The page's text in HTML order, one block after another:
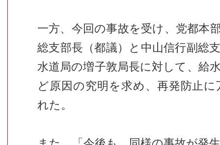
一方、今回の事故を受け、党都本
総支部長（都議）と中山信行副総
水道局の増子敦局長に対して、給
ど原因の究明を求め、再発防止
れた。